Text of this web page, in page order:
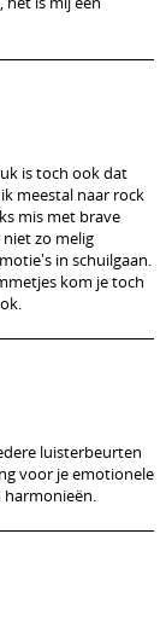
is toch ook dat
meestal naar rock
mis met brave
zo melig
in schuilgaan.
kom je toch
luisterbeurten
voor je emotionele
harmonieën.